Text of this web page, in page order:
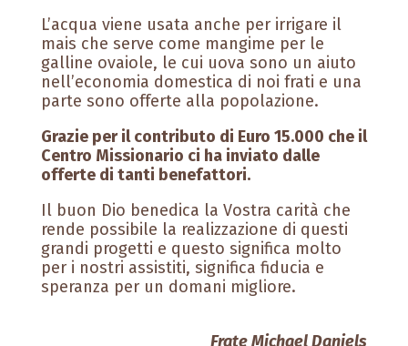
L’acqua viene usata anche per irrigare il
mais che serve come mangime per le
galline ovaiole, le cui uova sono un aiuto
nell’economia domestica di noi frati e una
parte sono offerte alla popolazione.
Grazie per il contributo di Euro 15.000 che il
Centro Missionario ci ha inviato dalle
offerte di tanti benefattori.
Il buon Dio benedica la Vostra carità che
rende possibile la realizzazione di questi
grandi progetti e questo significa molto
per i nostri assistiti, significa fiducia e
speranza per un domani migliore.
Frate Michael Daniels